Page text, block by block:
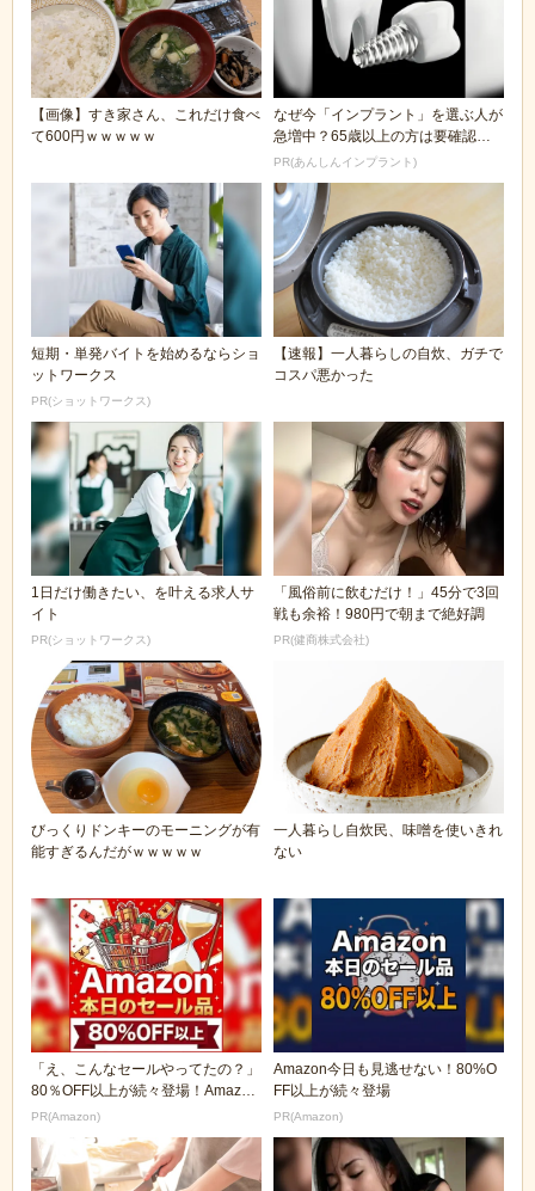
【画像】すき家さん、これだけ食べ
て600円ｗｗｗｗｗ
なぜ今「インプラント」を選ぶ人が
急増中？65歳以上の方は要確認。
抜けた歯の放置は...
PR(あんしんインプラント)
短期・単発バイトを始めるならショ
ットワークス
PR(ショットワークス)
【速報】一人暮らしの自炊、ガチで
コスパ悪かった
1日だけ働きたい、を叶える求人サ
イト
PR(ショットワークス)
「風俗前に飲むだけ！」45分で3回
戦も余裕！980円で朝まで絶好調
PR(健商株式会社)
びっくりドンキーのモーニングが有
能すぎるんだがｗｗｗｗｗ
一人暮らし自炊民、味噌を使いきれ
ない
「え、こんなセールやってたの？」
80％OFF以上が続々登場！Amazon
の本気が...
PR(Amazon)
Amazon今日も見逃せない！80%O
FF以上が続々登場
PR(Amazon)